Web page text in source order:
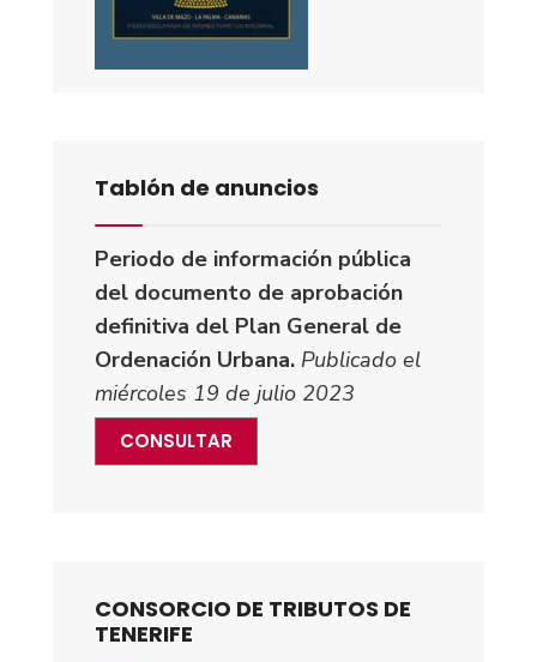
Tablón de anuncios
Periodo de información pública
del documento de aprobación
definitiva del Plan General de
Ordenación Urbana. Publicado el
miércoles 19 de julio 2023
CONSULTAR
CONSORCIO DE TRIBUTOS DE
TENERIFE